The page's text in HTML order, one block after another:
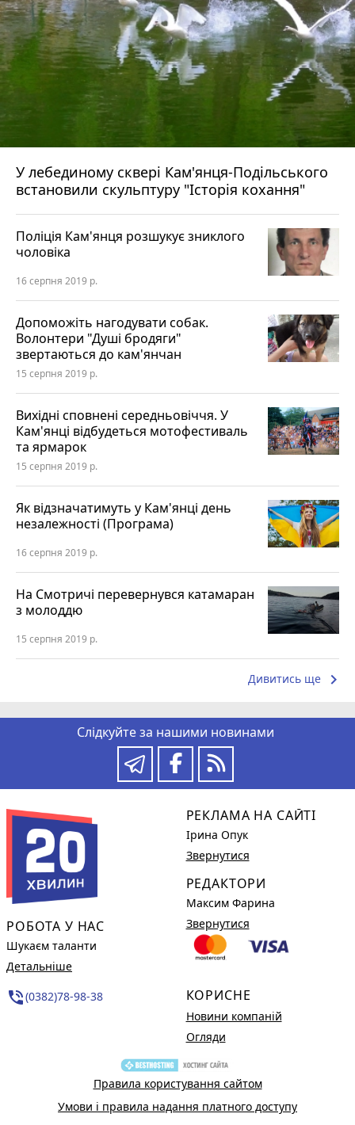
У лебединому сквері Кам'янця-Подільського
встановили скульптуру "Історія кохання"
Поліція Кам'янця розшукує зниклого
чоловіка
16 серпня 2019 р.
Допоможіть нагодувати собак.
Волонтери "Душі бродяги"
звертаються до кам'янчан
15 серпня 2019 р.
Вихідні сповнені середньовіччя. У
Кам'янці відбудеться мотофестиваль
та ярмарок
15 серпня 2019 р.
Як відзначатимуть у Кам'янці день
незалежності (Програма)
16 серпня 2019 р.
На Смотричі перевернувся катамаран
з молоддю
15 серпня 2019 р.
Дивитись ще keyboard_arrow_right
Слідкуйте за нашими новинами
РОБОТА У НАС
Шукаєм таланти
Детальніше
phone_in_talk(0382)78-98-38
РЕКЛАМА НА САЙТІ
Ірина Опук
Звернутися
РЕДАКТОРИ
Максим Фарина
Звернутися
КОРИСНЕ
Новини компаній
Огляди
Правила користування сайтом
Умови і правила надання платного доступу